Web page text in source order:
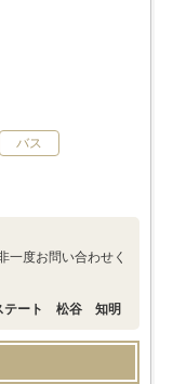
バス
一度お問い合わせく
テート 松谷 知明